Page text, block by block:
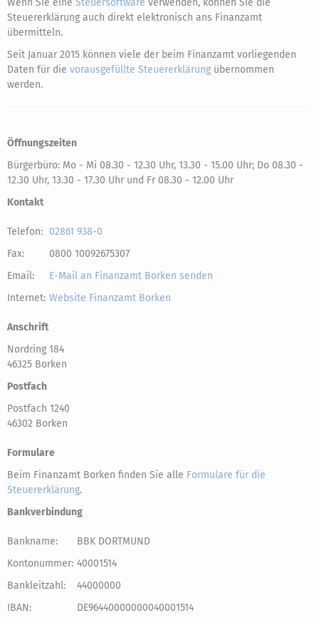
Wenn Sie eine Steuersoftware verwenden, können Sie die
Steuererklärung auch direkt elektronisch ans Finanzamt
übermitteln.
Seit Januar 2015 können viele der beim Finanzamt vorliegenden
Daten für die vorausgefüllte Steuererklärung übernommen
werden.
Öffnungszeiten
Bürgerbüro: Mo - Mi 08.30 - 12.30 Uhr, 13.30 - 15.00 Uhr; Do 08.30 -
12.30 Uhr, 13.30 - 17.30 Uhr und Fr 08.30 - 12.00 Uhr
Kontakt
Telefon: 02861 938-0
Fax:
0800 10092675307
Email:
E-Mail an Finanzamt Borken senden
Internet: Website Finanzamt Borken
Anschrift
Nordring 184
46325 Borken
Postfach
Postfach 1240
46302 Borken
Formulare
Beim Finanzamt Borken finden Sie alle Formulare für die
Steuererklärung.
Bankverbindung
Bankname:
BBK DORTMUND
Kontonummer: 40001514
Bankleitzahl:
44000000
IBAN:
DE96440000000040001514